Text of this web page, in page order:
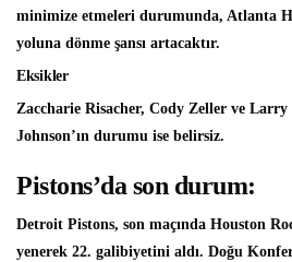
minimize etmeleri durumunda, Atlanta
yoluna dönme şansı artacaktır.
Eksikler
Zaccharie Risacher, Cody Zeller ve
Johnson’ın durumu ise belirsiz.
Pistons’da son durum:
Detroit Pistons, son maçında Houston
yenerek 22. galibiyetini aldı. Doğu